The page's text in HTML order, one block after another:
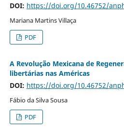
DOI: https://doi.org/10.46752/
Mariana Martins Villaça
PDF
A Revolução Mexicana de
libertárias nas Américas
DOI: https://doi.org/10.46752/
Fábio da Silva Sousa
PDF